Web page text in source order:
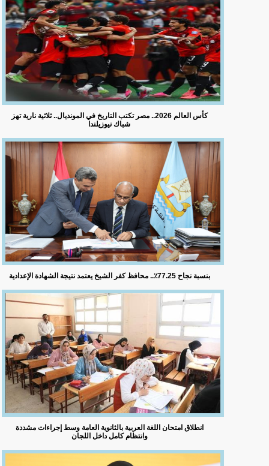
كأس العالم 2026.. مصر تكتب التاريخ في المونديال.. ثلاثية نارية تهز
شباك نيوزيلندا
بنسبة نجاح 77.25٪؜.. محافظ كفر الشيخ يعتمد نتيجة الشهادة الإعدادية
انطلاق امتحان اللغة العربية بالثانوية العامة وسط إجراءات مشددة
وانتظام كامل داخل اللجان